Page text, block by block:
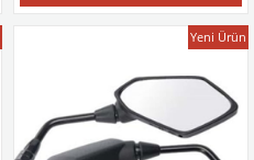
Yeni Ürün